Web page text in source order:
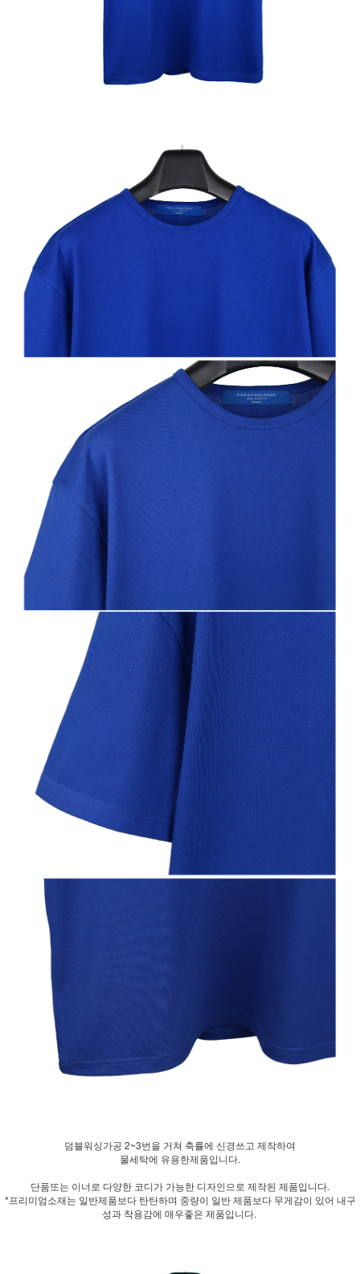
덤블워싱가공 2~3번을 거쳐 축률에 신경쓰고 제작하여
물세탁에 유용한제품입니다.
단품또는 이너로 다양한 코디가 가능한 디자인으로 제작된 제품입니다.
*프리미엄소재는 일반제품보다 탄탄하며 중량이 일반 제품보다 무게감이 있어 내구
성과 착용감에 매우좋은 제품입니다.